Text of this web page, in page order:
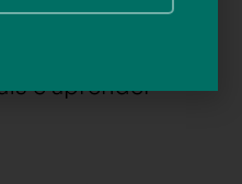
e
e aprender